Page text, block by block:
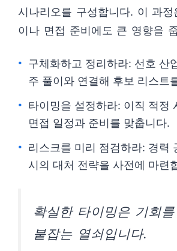
시나리오를 구성합니다. 이 과
이나 면접 준비에도 큰 영향을
구체화하고 정리하라: 선호 산
주 풀이와 연결해 후보 리스트
타이밍을 설정하라: 이직 적정
면접 일정과 준비를 맞춥니다.
리스크를 미리 점검하라: 경력
시의 대처 전략을 사전에 마련
확실한 타이밍은 기회
붙잡는 열쇠입니다.